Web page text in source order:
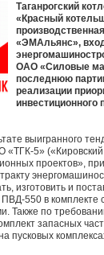
Таганрогский
«Красный
«ЭМАльянс»,
ОАО «Силовые
последнюю
реализации
инвестиционного
выигранного
«ТГК-5»
проектов»,
изготовить и
ПВД-550 в
Также по
запасных
пусковых